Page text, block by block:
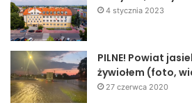
4 stycznia 2023
PILNE! Powiat
żywiołem (foto,
27 czerwca 2020